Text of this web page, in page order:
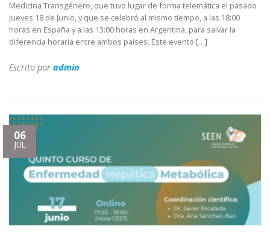
Medicina Transgénero, que tuvo lugar de forma telemática el pasado
jueves 18 de Junio, y que se celebró al mismo tiempo, a las 18:00
horas en España y a las 13:00 horas en Argentina, para salvar la
diferencia horaria entre ambos países. Este evento […]
Escrito por admin
06
JUL